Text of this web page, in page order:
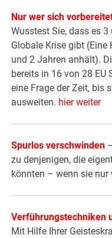
Nur wer sich
Wusstest Sie, dass es
Globale Krise gibt (Eine
und 2 Jahren anhält).
bereits in 16 von 28
eine Frage der Zeit, bis
ausweiten. hier weiter
Spurlos verschwinden
zu denjenigen, die
könnten – wenn sie nur
Verführungstechniken
Mit Hilfe Ihrer